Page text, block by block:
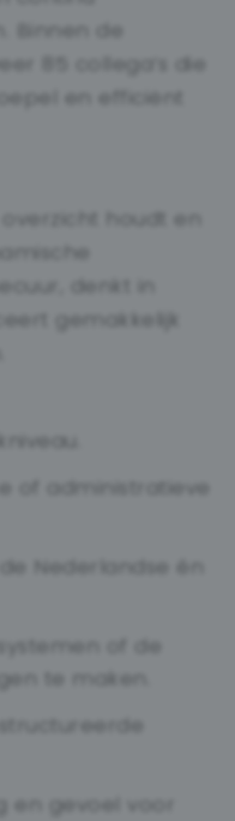
Binnen de
85 collega’s die
en efficiënt
houdt en
denkt in
gemakkelijk
of administratieve
Nederlandse én
of de
te maken.
en gevoel voor